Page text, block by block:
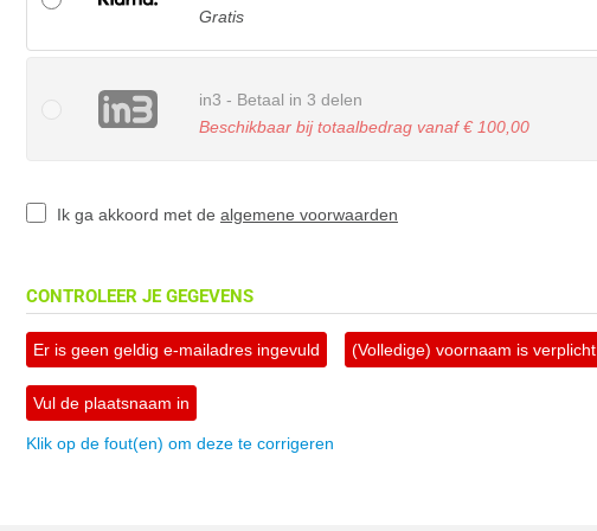
Gratis
in3 - Betaal in 3 delen
Beschikbaar bij totaalbedrag vanaf € 100,00
Ik ga akkoord met de algemene voorwaarden
CONTROLEER JE GEGEVENS
Er is geen geldig e-mailadres ingevuld (Volledige) voornaam is verplicht
Vul de plaatsnaam in
Klik op de fout(en) om deze te corrigeren